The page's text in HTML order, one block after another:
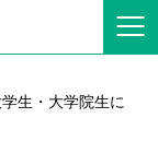
生・大学院生に